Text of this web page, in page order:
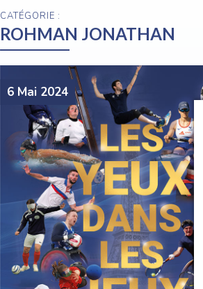
CATÉGORIE :
ROHMAN JONATHAN
6 Mai 2024